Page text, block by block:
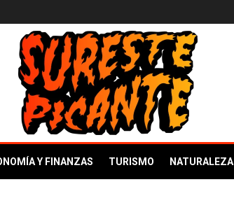
Y FINANZAS TURISMO NATURALEZA